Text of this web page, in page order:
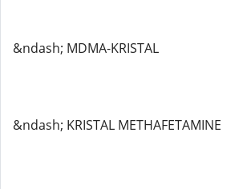
&ndash; MDMA-KRISTAL
&ndash; KRISTAL METHAFETAMINE